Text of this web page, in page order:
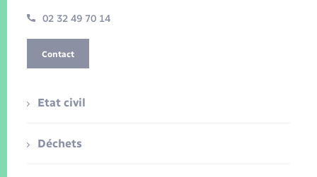
02 32 49 70 14
Contact
Etat civil
Déchets